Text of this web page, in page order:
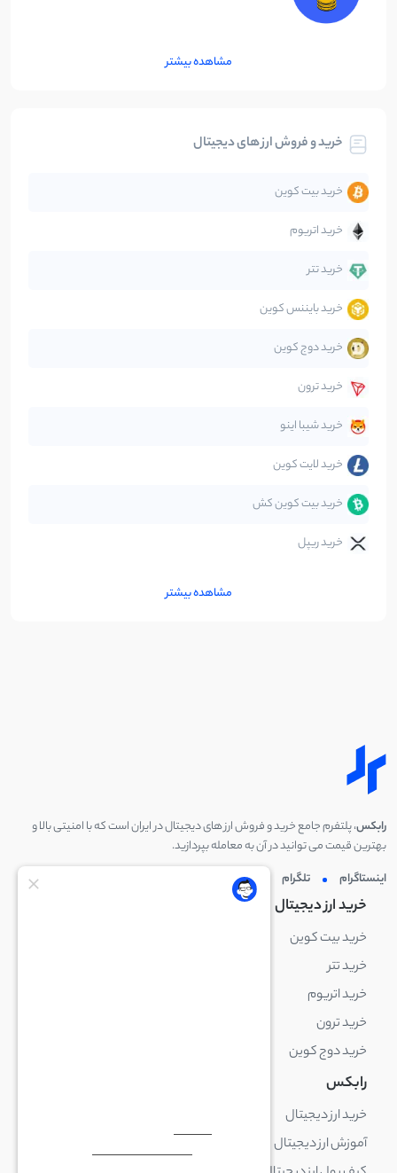
مشاهده بیشتر
خرید و فروش ارز های دیجیتال
خرید بیت کوین
خرید اتریوم
خرید تتر
خرید بایننس کوین
خرید دوج کوین
خرید ترون
خرید شیبا اینو
خرید لایت کوین
خرید بیت کوین کش
خرید ریپل
مشاهده بیشتر
رابکس، پلتفرم جامع خرید و فروش ارز های دیجیتال در ایران است که با امنیتی بالا و
بهترین قیمت می توانید در آن به معامله بپردازید.
اینستاگرام
تلگرام توئیتر
خرید ارز دیجیتال
خرید بیت کوین
خرید تتر
خرید اتریوم
خرید ترون
خرید دوج کوین
رابکس
خرید ارز دیجیتال
آموزش ارز دیجیتال